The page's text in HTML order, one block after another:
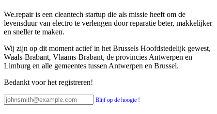
We.repair is een cleantech startup die als missie heeft om de
levensduur van electro te verlengen door reparatie beter, makkelijker
en sneller te maken.
Wij zijn op dit moment actief in het Brussels Hoofdstedelijk gewest,
Waals-Brabant, Vlaams-Brabant, de provincies Antwerpen en
Limburg en alle gemeentes tussen Antwerpen en Brussel.
Bedankt voor het registreren!
Blijf op de hoogte !